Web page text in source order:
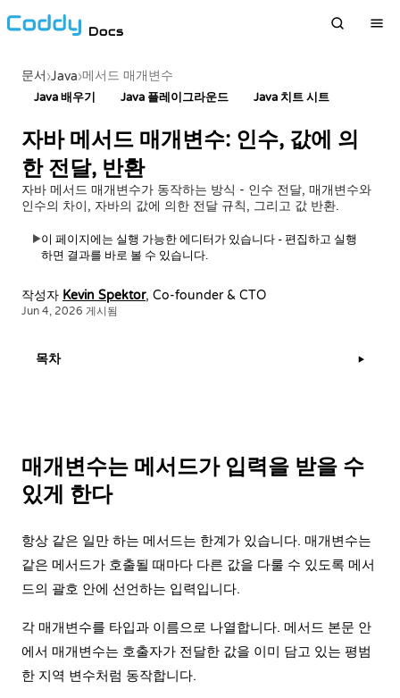
Docs
문서›Java›메서드 매개변수
Java 배우기 Java 플레이그라운드 Java 치트 시트
자바 메서드 매개변수: 인수, 값에 의
한 전달, 반환
자바 메서드 매개변수가 동작하는 방식 - 인수 전달, 매개변수와
인수의 차이, 자바의 값에 의한 전달 규칙, 그리고 값 반환.
▶이 페이지에는 실행 가능한 에디터가 있습니다 - 편집하고 실행
하면 결과를 바로 볼 수 있습니다.
작성자 Kevin Spektor, Co-founder & CTO
Jun 4, 2026 게시됨
매개변수는 메서드가 입력을 받을 수
있게 한다
항상 같은 일만 하는 메서드는 한계가 있습니다. 매개변수는
같은 메서드가 호출될 때마다 다른 값을 다룰 수 있도록 메서
드의 괄호 안에 선언하는 입력입니다.
각 매개변수를 타입과 이름으로 나열합니다. 메서드 본문 안
에서 매개변수는 호출자가 전달한 값을 이미 담고 있는 평범
한 지역 변수처럼 동작합니다.
목차 ▶